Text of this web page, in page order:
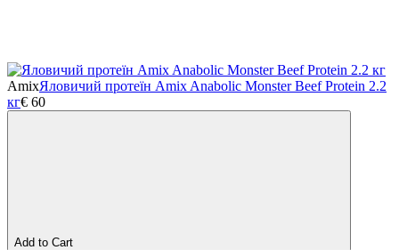
AmixЯловичий протеїн Amix Anabolic Monster Beef Protein 2.2
кг€ 60
Add to Cart